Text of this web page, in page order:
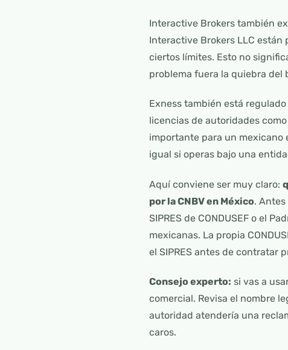
Interactive Brokers también
Interactive Brokers LLC están
ciertos límites. Esto no
problema fuera la quiebra del
Exness también está
licencias de autoridades como
importante para un mexicano
igual si operas bajo una
Aquí conviene ser muy claro:
por la CNBV en México.
SIPRES de CONDUSEF o el
mexicanas. La propia
el SIPRES antes de contratar
Consejo experto: si vas a
comercial. Revisa el nombre
autoridad atendería una
caros.